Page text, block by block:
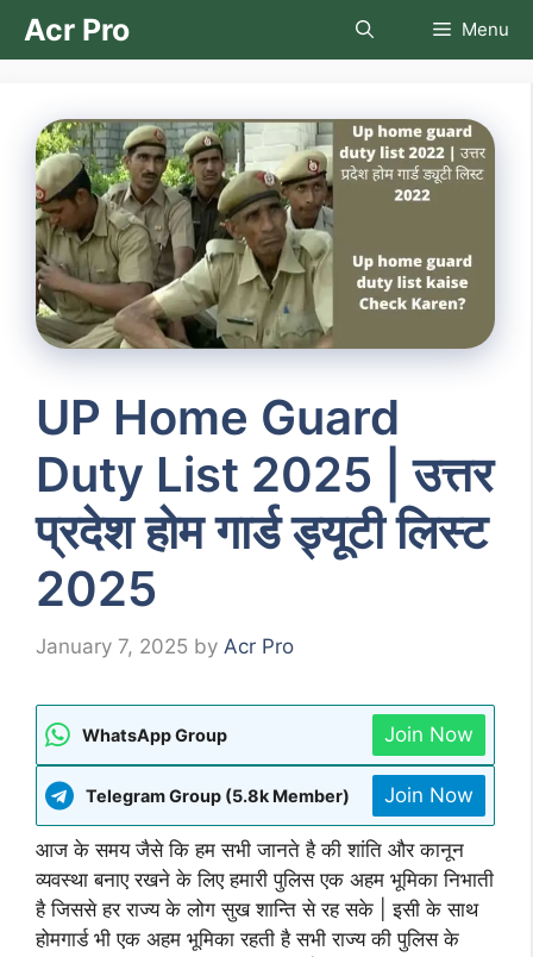
SkipAcr Pro Menu
UP Home Guard
Duty List 2025 | उत्तर
प्रदेश होम गार्ड ड्यूटी लिस्ट
2025
January 7, 2025 by Acr Pro
WhatsApp Group Join Now
Telegram Group (5.8k Member) Join Now
आज के समय जैसे कि हम सभी जानते है की शांति और कानून
व्यवस्था बनाए रखने के लिए हमारी पुलिस एक अहम भूमिका निभाती
है जिससे हर राज्य के लोग सुख शान्ति से रह सके | इसी के साथ
होमगार्ड भी एक अहम भूमिका रहती है सभी राज्य की पुलिस के